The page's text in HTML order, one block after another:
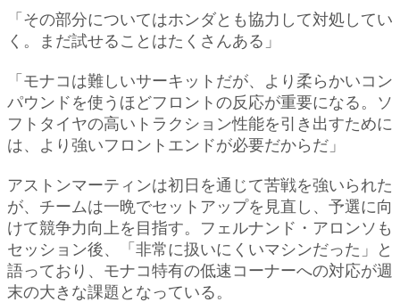
「その部分についてはホンダとも協力して対処してい
く。まだ試せることはたくさんある」
「モナコは難しいサーキットだが、より柔らかいコン
パウンドを使うほどフロントの反応が重要になる。ソ
フトタイヤの高いトラクション性能を引き出すために
は、より強いフロントエンドが必要だからだ」
アストンマーティンは初日を通じて苦戦を強いられた
が、チームは一晩でセットアップを見直し、予選に向
けて競争力向上を目指す。フェルナンド・アロンソも
セッション後、「非常に扱いにくいマシンだった」と
語っており、モナコ特有の低速コーナーへの対応が週
末の大きな課題となっている。